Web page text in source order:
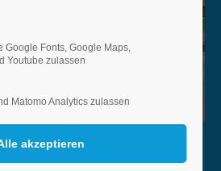
Google Fonts, Google Maps,
Youtube zulassen
Matomo Analytics zulassen